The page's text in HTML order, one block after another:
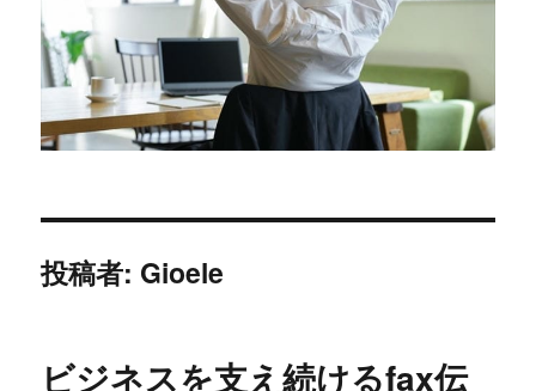
投稿者: Gioele
ビジネスを支え続けるfax伝